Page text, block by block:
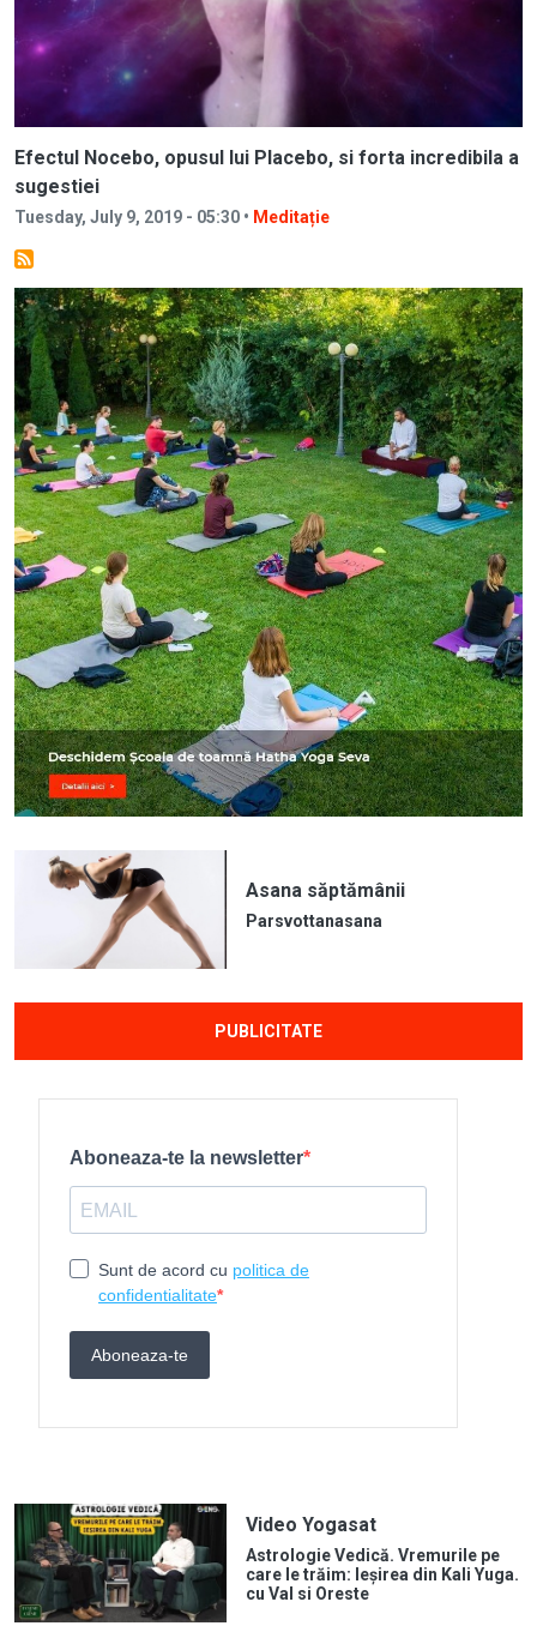
Efectul Nocebo, opusul lui Placebo, si forta incredibila a
sugestiei
Tuesday, July 9, 2019 - 05:30 • Meditație
Image
Asana săptămânii
Parsvottanasana
PUBLICITATE
Video Yogasat
Astrologie Vedică. Vremurile pe
care le trăim: Ieșirea din Kali Yuga.
cu Val si Oreste